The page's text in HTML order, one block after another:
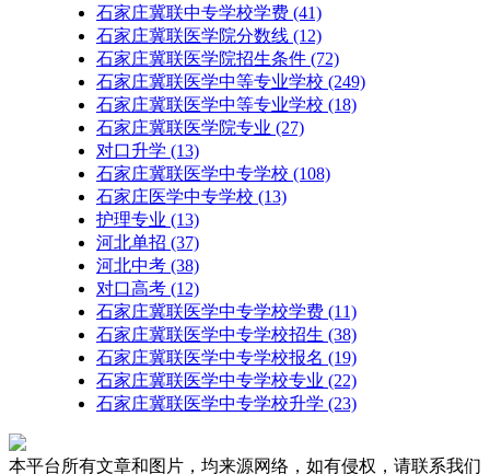
石家庄冀联中专学校学费 (41)
石家庄冀联医学院分数线 (12)
石家庄冀联医学院招生条件 (72)
石家庄冀联医学中等专业学校 (249)
石家庄冀联医学中等专业学校​ (18)
石家庄冀联医学院专业 (27)
对口升学 (13)
石家庄冀联医学中专学校 (108)
石家庄医学中专学校 (13)
护理专业 (13)
河北单招 (37)
河北中考 (38)
对口高考 (12)
石家庄冀联医学中专学校学费 (11)
石家庄冀联医学中专学校招生 (38)
石家庄冀联医学中专学校报名 (19)
石家庄冀联医学中专学校专业 (22)
石家庄冀联医学中专学校升学 (23)
本平台所有文章和图片，均来源网络，如有侵权，请联系我们